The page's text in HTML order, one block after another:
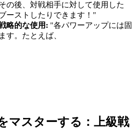
の後、対戦相手に対して使用した
ーストしたりできます！"
略的な使用: "各パワーアップには固
す。たとえば、
マスターする：上級戦